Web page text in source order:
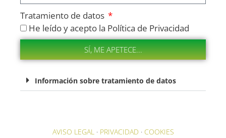
Tratamiento de datos
He leído y acepto la Política de Privacidad
SÍ, ME APETECE...
Información sobre tratamiento de datos
AVISO LEGAL· PRIVACIDAD · COOKIES